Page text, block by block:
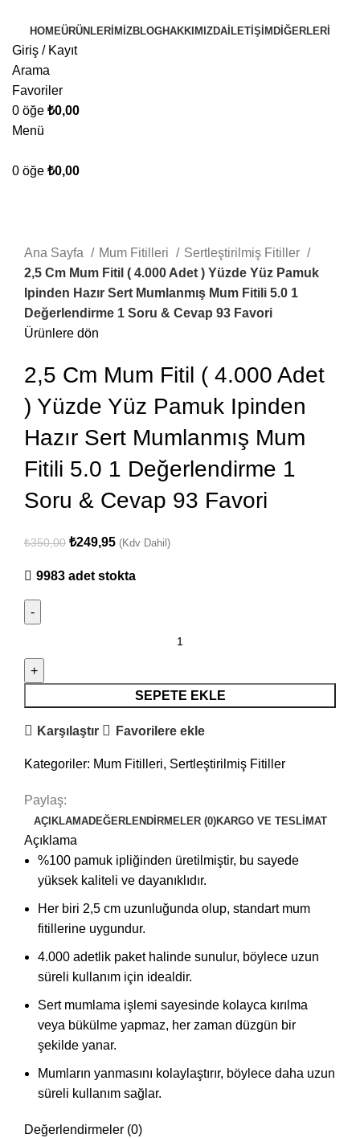
HOMEÜRÜNLERIMIZBLOGHAKKIMIZDA İLETIŞIM DIĞERLERI
Giriş / Kayıt
Arama
Favoriler
0 öğe ₺0,00
Menü
0 öğe ₺0,00
Ana Sayfa
Mum Fitilleri
Sertleştirilmiş Fitiller
2,5 Cm Mum Fitil ( 4.000 Adet ) Yüzde Yüz Pamuk
Ipinden Hazır Sert Mumlanmış Mum Fitili 5.0 1
Değerlendirme 1 Soru & Cevap 93 Favori
Ürünlere dön
2,5 Cm Mum Fitil ( 4.000 Adet
) Yüzde Yüz Pamuk Ipinden
Hazır Sert Mumlanmış Mum
Fitili 5.0 1 Değerlendirme 1
Soru & Cevap 93 Favori
₺350,00 ₺249,95 (Kdv Dahil)
9983 adet stokta
SEPETE EKLE
Karşılaştır Favorilere ekle
Kategoriler: Mum Fitilleri, Sertleştirilmiş Fitiller
Paylaş:
AÇIKLAMADEĞERLENDIRMELER (0)KARGO VE TESLIMAT
Açıklama
%100 pamuk ipliğinden üretilmiştir, bu sayede
yüksek kaliteli ve dayanıklıdır.
Her biri 2,5 cm uzunluğunda olup, standart mum
fitillerine uygundur.
4.000 adetlik paket halinde sunulur, böylece uzun
süreli kullanım için idealdir.
Sert mumlama işlemi sayesinde kolayca kırılma
veya bükülme yapmaz, her zaman düzgün bir
şekilde yanar.
Mumların yanmasını kolaylaştırır, böylece daha uzun
süreli kullanım sağlar.
Değerlendirmeler (0)